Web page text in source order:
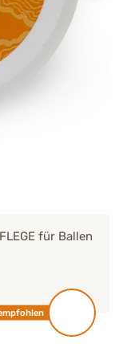
für Ballen